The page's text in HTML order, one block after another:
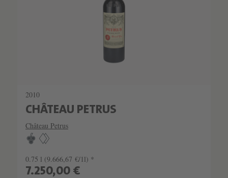
2010
CHÂTEAU PETRUS
Château Petrus
0.75 l (9.666,67 €/1l) *
7.250,00 €